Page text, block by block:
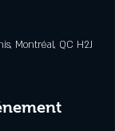
Montréal, QC H2J